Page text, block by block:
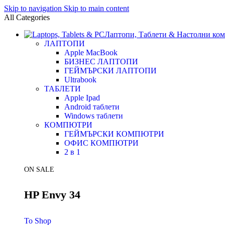
Skip to navigation Skip to main content
All Categories
Лаптопи, Таблети & Настолни
ЛАПТОПИ
Apple MacBook
БИЗНЕС ЛАПТОПИ
ГЕЙМЪРСКИ ЛАПТОПИ
Ultrabook
ТАБЛЕТИ
Apple Ipad
Android таблети
Windows таблети
КОМПЮТРИ
ГЕЙМЪРСКИ КОМПЮТРИ
ОФИС КОМПЮТРИ
2 в 1
ON SALE
HP Envy 34
To Shop